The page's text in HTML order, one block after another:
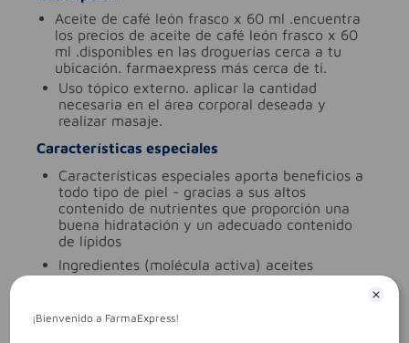
aceite de café león frasco x 60 ml .encuentra
los precios de aceite de café león frasco x 60
ml .disponibles en las droguerías cerca a tu
ubicación. farmaexpress más cerca de ti.
uso tópico externo. aplicar la cantidad
necesaria en el área corporal deseada y
realizar masaje.
Características especiales
características especiales aporta beneficios a
todo tipo de piel - gracias a sus altos
contenido de nutrientes que proporción una
buena hidratación y un adecuado contenido
de lípidos
ingredientes (molécula activa) aceites
Aviso legal
¡Bienvenido a FarmaExpress!